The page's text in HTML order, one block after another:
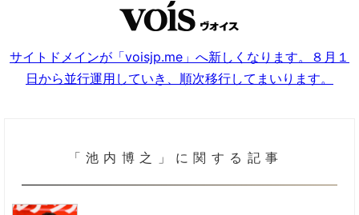
サイトドメインが「voisjp.me」へ新しくなります。８月１
日から並行運用していき、順次移行してまいります。
「池内博之」に関する記事